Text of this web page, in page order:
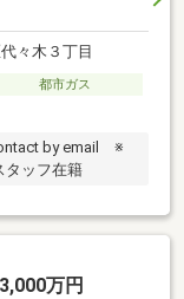
々木３丁目
都市ガス
by email ※
タッフ在籍
万円